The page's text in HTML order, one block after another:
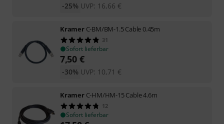
UVP: 16,66 €
-25%
Kramer C-BM/BM-1.5 Cable 0.45m
31
Sofort lieferbar
7,50 €
UVP: 10,71 €
-30%
Kramer C-HM/HM-15 Cable 4.6m
12
Sofort lieferbar